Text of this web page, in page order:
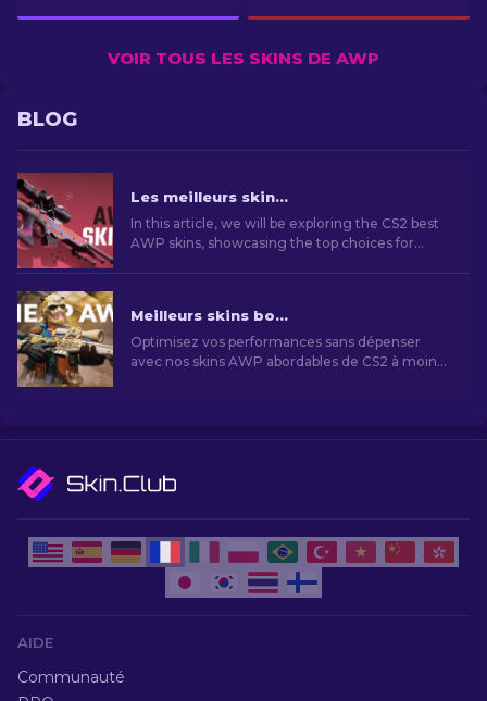
VOIR TOUS LES SKINS DE AWP
BLOG
Les meilleurs skins AWP CS2 - Le Guide des skins [2026]
In this article, we will be exploring the CS2 best
AWP skins, showcasing the top choices for
Meilleurs skins bon marché CS2 AWP à moins de 10 $ [2026]
Optimisez vos performances sans dépenser
avec nos skins AWP abordables de CS2 à moins
AIDE
Communauté